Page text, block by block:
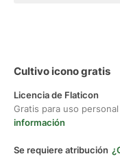
Cultivo icono gratis
Licencia de Flaticon
Gratis para uso
información
Se requiere atribución